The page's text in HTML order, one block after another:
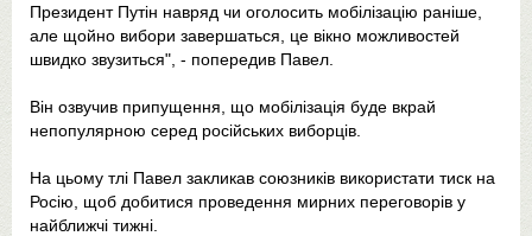
Президент Путін навряд чи оголосить мобілізацію раніше,
але щойно вибори завершаться, це вікно можливостей
швидко звузиться", - попередив Павел.
Він озвучив припущення, що мобілізація буде вкрай
непопулярною серед російських виборців.
На цьому тлі Павел закликав союзників використати тиск на
Росію, щоб добитися проведення мирних переговорів у
найближчі тижні.